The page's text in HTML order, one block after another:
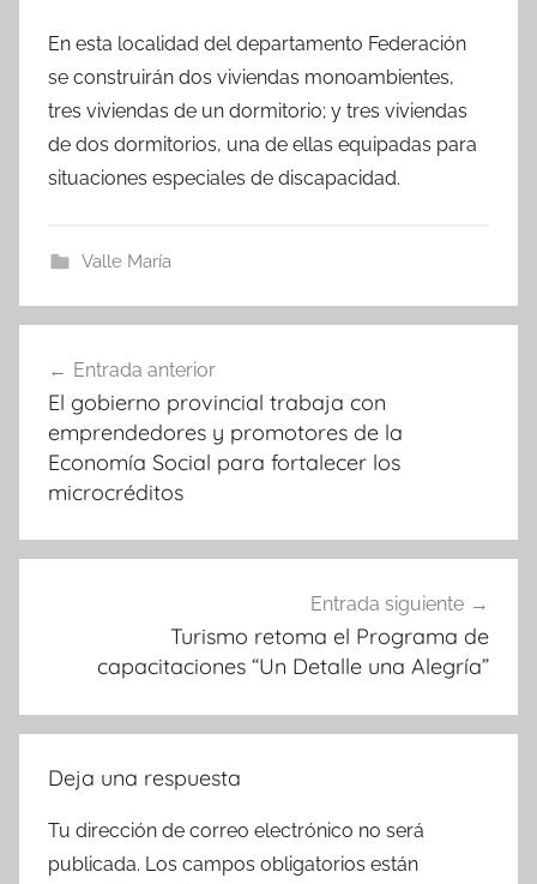
En esta localidad del departamento Federación
se construirán dos viviendas monoambientes,
tres viviendas de un dormitorio; y tres viviendas
de dos dormitorios, una de ellas equipadas para
situaciones especiales de discapacidad.
Valle María
de
entradas
Entrada anterior
El gobierno provincial trabaja con
emprendedores y promotores de la
Economía Social para fortalecer los
microcréditos
Entrada siguiente
Turismo retoma el Programa de
capacitaciones “Un Detalle una Alegría”
Deja una respuesta
Tu dirección de correo electrónico no será
publicada. Los campos obligatorios están